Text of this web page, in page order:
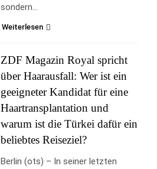
sondern…
Weiterlesen
ZDF Magazin Royal spricht
über Haarausfall: Wer ist ein
geeigneter Kandidat für eine
Haartransplantation und
warum ist die Türkei dafür ein
beliebtes Reiseziel?
Berlin (ots) – In seiner letzten